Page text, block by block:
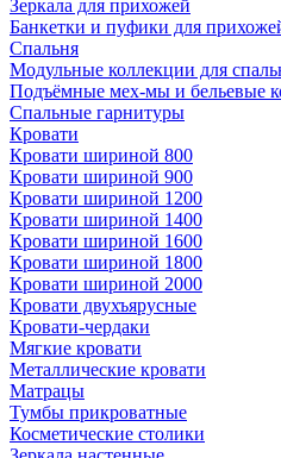
Зеркала для прихожей
Банкетки и пуфики для
Спальня
Модульные коллекции для
Подъёмные мех-мы и бельевые
Спальные гарнитуры
Кровати
Кровати шириной 800
Кровати шириной 900
Кровати шириной 1200
Кровати шириной 1400
Кровати шириной 1600
Кровати шириной 1800
Кровати шириной 2000
Кровати двухъярусные
Кровати-чердаки
Мягкие кровати
Металлические кровати
Матрацы
Тумбы прикроватные
Косметические столики